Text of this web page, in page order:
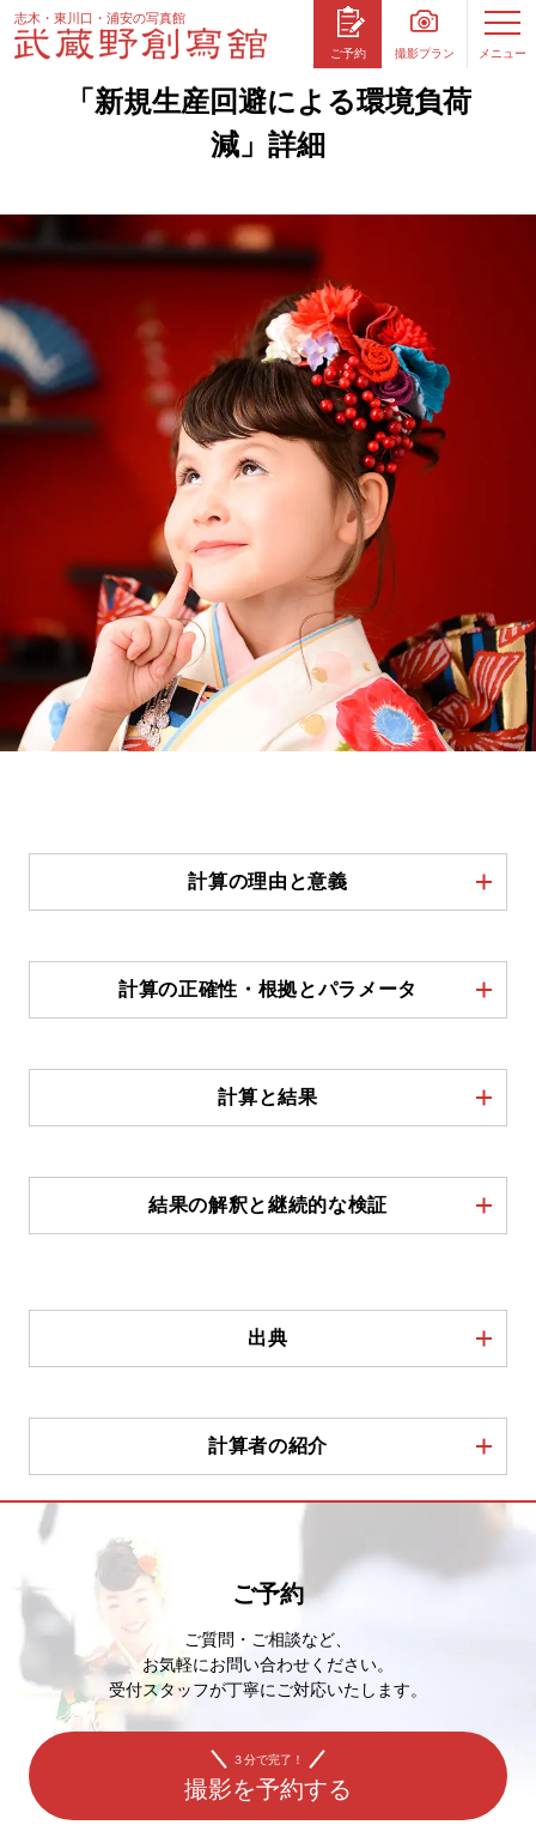
志木・東川口・浦安の写真館
ご予約 撮影プラン メニュー
「新規生産回避による環境負荷
減」詳細
計算の理由と意義
計算の正確性・根拠とパラメータ
計算と結果
結果の解釈と継続的な検証
出典
計算者の紹介
ご予約
ご質問・ご相談など、
お気軽にお問い合わせください。
受付スタッフが丁寧にご対応いたします。
３分で完了！
撮影を予約する